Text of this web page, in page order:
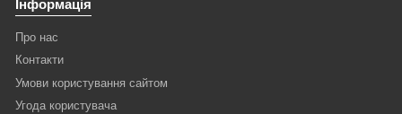
Інформація
Про нас
Контакти
Умови користування сайтом
Угода користувача